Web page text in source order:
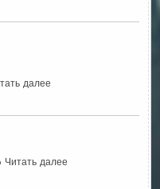
далее
Читать далее